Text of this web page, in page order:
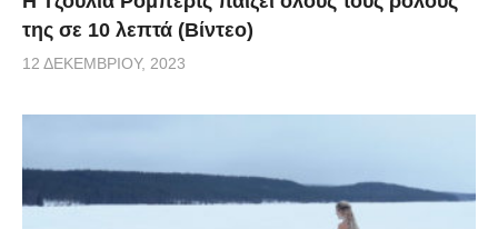
της σε 10 λεπτά (Βίντεο)
12 ΔΕΚΕΜΒΡΊΟΥ, 2023